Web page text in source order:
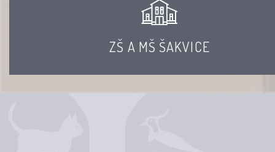
ZŠ A MŠ ŠAKVICE